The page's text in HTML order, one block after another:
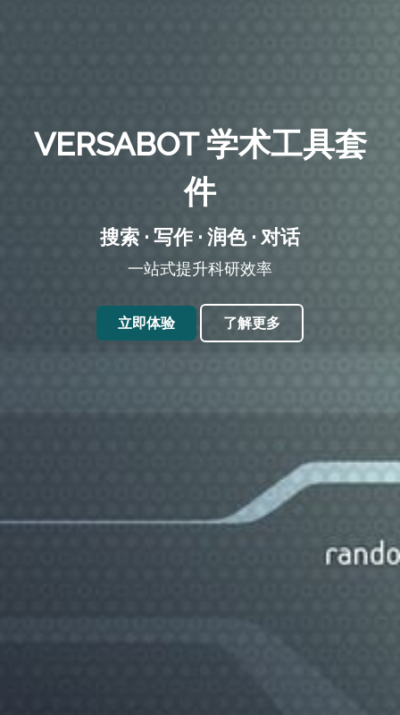
VERSABOT 学术工具套
件
搜索 · 写作 · 润色 · 对话
一站式提升科研效率
立即体验 了解更多